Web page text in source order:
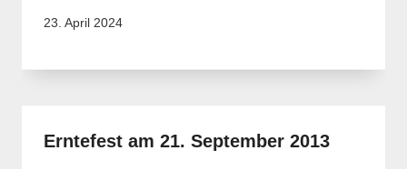
23. April 2024
Erntefest am 21. September 2013